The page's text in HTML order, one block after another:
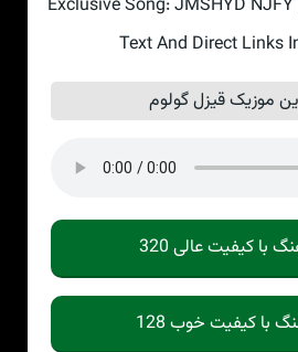
Exclusive Song: JMSHYD
Text And Direct Links
موزیک قیزل گولوم
با کیفیت عالی 320
با کیفیت خوب 128